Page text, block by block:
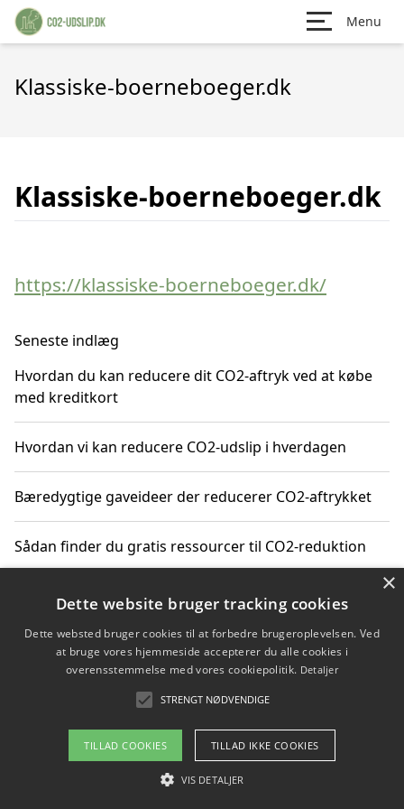
Menu
Klassiske-boerneboeger.dk
Klassiske-boerneboeger.dk
https://klassiske-boerneboeger.dk/
Seneste indlæg
Hvordan du kan reducere dit CO2-aftryk ved at købe
med kreditkort
Hvordan vi kan reducere CO2-udslip i hverdagen
Bæredygtige gaveideer der reducerer CO2-aftrykket
Sådan finder du gratis ressourcer til CO2-reduktion
Hvordan gadgets til hjemmet kan reducere CO2-udslip
Copyright 2026 - Pilanto Aps
Om / kontakt
Blog Betingelser
×
Dette website bruger tracking cookies
Dette websted bruger cookies til at forbedre brugeroplevelsen. Ved
at bruge vores hjemmeside accepterer du alle cookies i
overensstemmelse med vores cookiepolitik. Detaljer
STRENGT NØDVENDIGE
TILLAD COOKIES TILLAD IKKE COOKIES
VIS DETALJER